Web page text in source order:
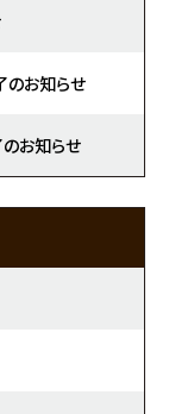
お知らせ
お知らせ